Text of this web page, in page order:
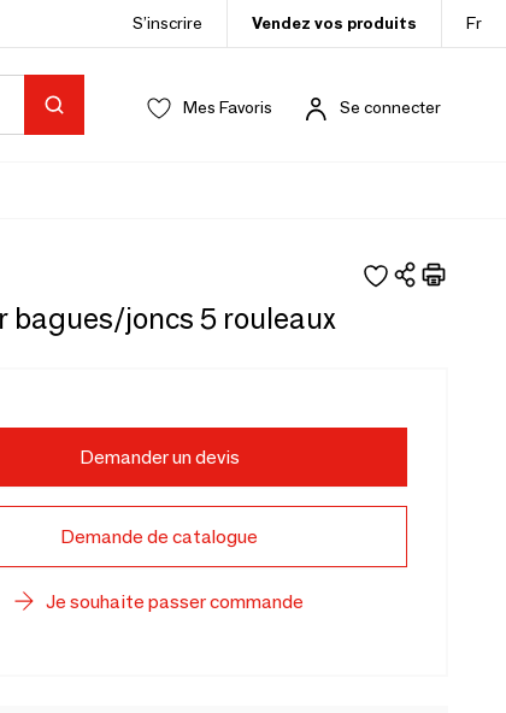
S’inscrire Vendez vos produits Fr
Mes Favoris Se connecter
bagues/joncs 5 rouleaux
Demander un devis
Demande de catalogue
Je souhaite passer commande